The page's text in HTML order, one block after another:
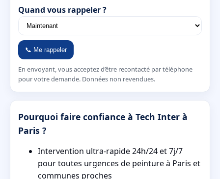
Quand vous rappeler ?
📞 Me rappeler
En envoyant, vous acceptez d’être recontacté par téléphone
pour votre demande. Données non revendues.
Pourquoi faire confiance à Tech Inter à
Paris ?
Intervention ultra-rapide 24h/24 et 7j/7
pour toutes urgences de peinture à Paris et
communes proches